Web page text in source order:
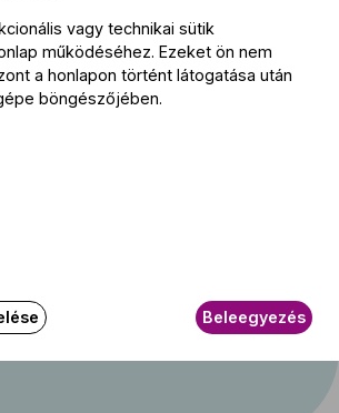
Koncertterem, Tajpej
vagy technikai sütik
működéséhez. Ezeket ön nem
a honlapon történt látogatása után
böngészőjében.
Beleegyezés